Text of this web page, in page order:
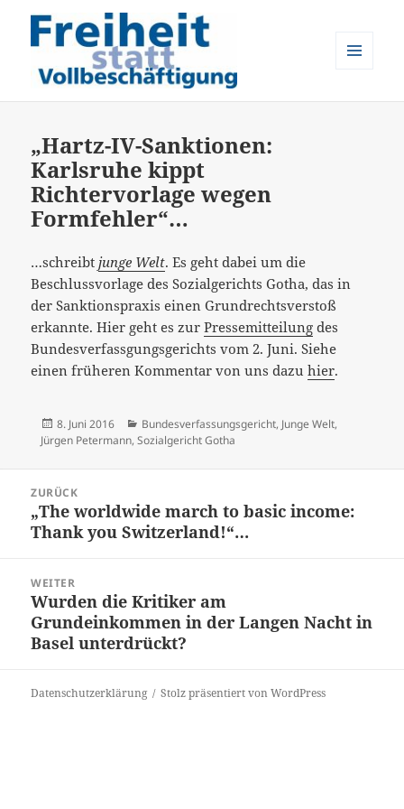
„Hartz-IV-Sanktionen:
Karlsruhe kippt
Richtervorlage wegen
Formfehler“…
…schreibt junge Welt. Es geht dabei um die
Beschlussvorlage des Sozialgerichts Gotha, das in
der Sanktionspraxis einen Grundrechtsverstoß
erkannte. Hier geht es zurPressemitteilung des
Bundesverfassgungsgerichts vom 2. Juni. Siehe
einen früheren Kommentar von uns dazuhier.
Veröffentlicht
am
8. Juni 2016 Kategorien
Bundesverfassungsgericht, Junge Welt,
Jürgen Petermann, Sozialgericht Gotha
Navigation
ZURÜCK
Vorheriger
Beitrag:
„The worldwide march to basic income:
Thank you Switzerland!“…
WEITER
Nächster
Beitrag:
Wurden die Kritiker am
Grundeinkommen in der Langen Nacht in
Basel unterdrückt?
Datenschutzerklärung Stolz präsentiert von WordPress